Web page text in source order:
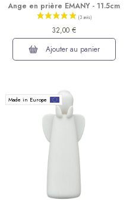
Ange en prière EMANY - 11.5cm
32,00 €
Ajouter au panier
Made in Europe